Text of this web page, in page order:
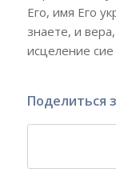
Его, имя Его
знаете, и
исцеление
Поделиться